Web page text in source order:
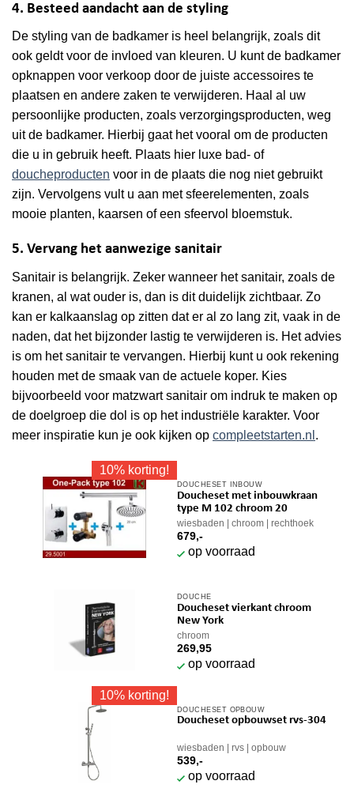
4. Besteed aandacht aan de styling
De styling van de badkamer is heel belangrijk, zoals dit
ook geldt voor de invloed van kleuren. U kunt de badkamer
opknappen voor verkoop door de juiste accessoires te
plaatsen en andere zaken te verwijderen. Haal al uw
persoonlijke producten, zoals verzorgingsproducten, weg
uit de badkamer. Hierbij gaat het vooral om de producten
die u in gebruik heeft. Plaats hier luxe bad- of
doucheproducten voor in de plaats die nog niet gebruikt
zijn. Vervolgens vult u aan met sfeerelementen, zoals
mooie planten, kaarsen of een sfeervol bloemstuk.
5. Vervang het aanwezige sanitair
Sanitair is belangrijk. Zeker wanneer het sanitair, zoals de
kranen, al wat ouder is, dan is dit duidelijk zichtbaar. Zo
kan er kalkaanslag op zitten dat er al zo lang zit, vaak in de
naden, dat het bijzonder lastig te verwijderen is. Het advies
is om het sanitair te vervangen. Hierbij kunt u ook rekening
houden met de smaak van de actuele koper. Kies
bijvoorbeeld voor matzwart sanitair om indruk te maken op
de doelgroep die dol is op het industriële karakter. Voor
meer inspiratie kun je ook kijken op compleetstarten.nl .
10% korting!
DOUCHESET INBOUW
Doucheset met inbouwkraan
type M 102 chroom 20
wiesbaden chroom rechthoek
679,-
op voorraad
DOUCHE
Doucheset vierkant chroom
New York
chroom
269,95
op voorraad
10% korting!
DOUCHESET OPBOUW
Doucheset opbouwset rvs-304
wiesbaden rvs opbouw
539,-
op voorraad